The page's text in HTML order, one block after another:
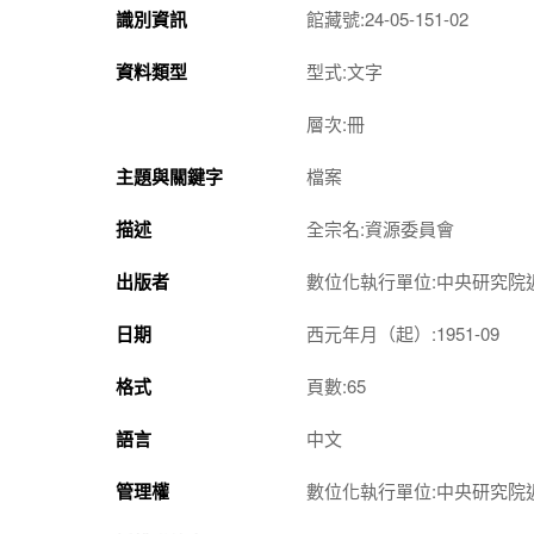
識別資訊 館藏號:24-05-151-02
資料類型 型式:文字
層次:冊
主題與關鍵字 檔案
描述 全宗名:資源委員會
出版者 數位化執行單位:中央研究院
日期 西元年月（起）:1951-09
格式 頁數:65
語言 中文
管理權 數位化執行單位:中央研究院